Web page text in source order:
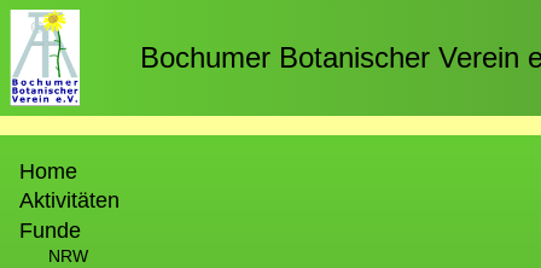
Direkt
zum
Inhalt
Bochumer Botanischer Verein
Home
Aktivitäten
Funde
NRW